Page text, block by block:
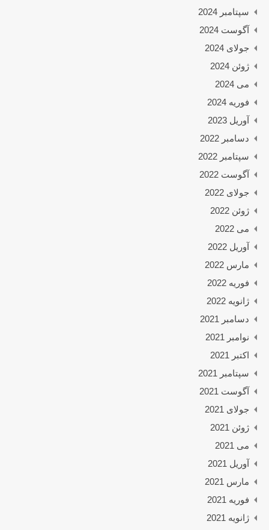
سپتامبر 2024
آگوست 2024
جولای 2024
ژوئن 2024
می 2024
فوریه 2024
آوریل 2023
دسامبر 2022
سپتامبر 2022
آگوست 2022
جولای 2022
ژوئن 2022
می 2022
آوریل 2022
مارس 2022
فوریه 2022
ژانویه 2022
دسامبر 2021
نوامبر 2021
اکتبر 2021
سپتامبر 2021
آگوست 2021
جولای 2021
ژوئن 2021
می 2021
آوریل 2021
مارس 2021
فوریه 2021
ژانویه 2021